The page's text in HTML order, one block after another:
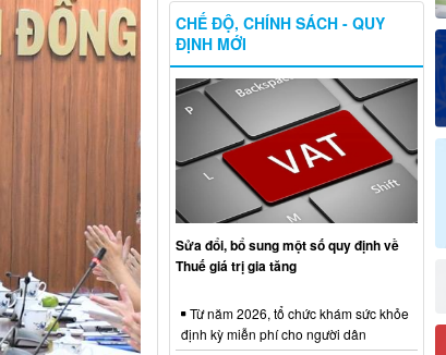
CHẾ ĐỘ, CHÍNH SÁCH - QUY
ĐỊNH MỚI
Sửa đổi, bổ sung một số quy định về
Thuế giá trị gia tăng
Từ năm 2026, tổ chức khám sức khỏe
định kỳ miễn phí cho người dân